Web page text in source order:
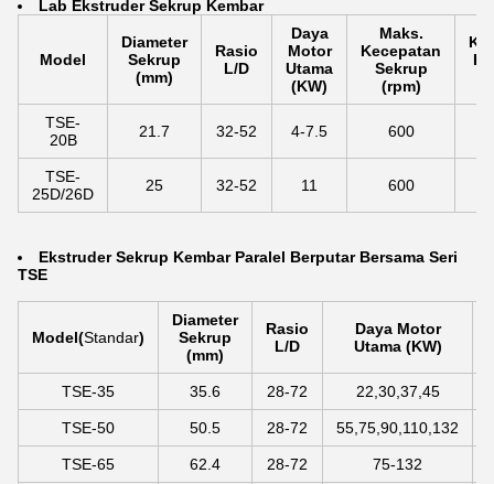
Lab Ekstruder Sekrup Kembar
Model
Diameter
Sekrup
(mm)
Rasio
L/D
Daya
Motor
Utama
(KW)
Maks.
Kecepatan
Sekrup
(rpm)
TSE-
20B
21.7 32-52 4-7.5 600
TSE-
25D/26D
25 32-52 11 600
Ekstruder Sekrup Kembar Paralel Berputar Bersama Seri
TSE
Model(Standar)
Diameter
Sekrup
(mm)
Rasio
L/D
Daya Motor
Utama (KW)
TSE-35 35.6 28-72 22,30,37,45
TSE-50 50.5 28-72 55,75,90,110,132
TSE-65 62.4 28-72 75-132